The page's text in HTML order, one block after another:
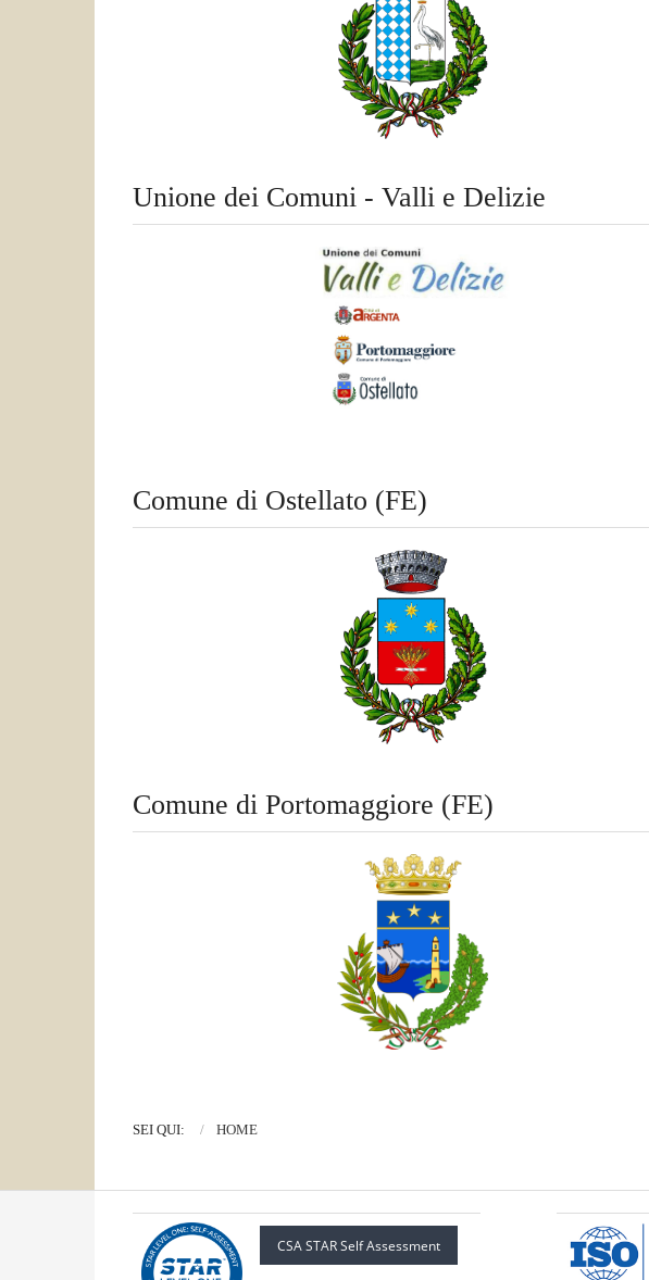
Unione dei Comuni - Valli e Delizie
Comune di Ostellato (FE)
Comune di Portomaggiore (FE)
SEI QUI: HOME
CSA STAR Self Assessment